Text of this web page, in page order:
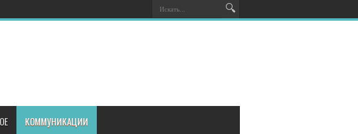
КОММУНИКАЦИИ